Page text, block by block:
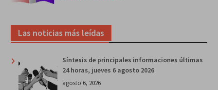
Las noticias más leídas
Síntesis de principales informaciones últimas
24 horas, jueves 6 agosto 2026
agosto 6, 2026